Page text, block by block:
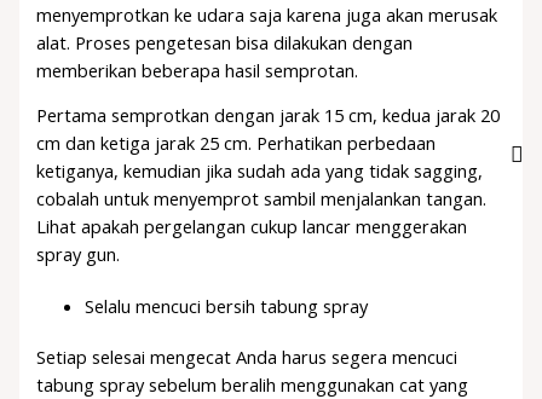
menyemprotkan ke udara saja karena juga akan merusak
alat. Proses pengetesan bisa dilakukan dengan
memberikan beberapa hasil semprotan.
Pertama semprotkan dengan jarak 15 cm, kedua jarak 20
cm dan ketiga jarak 25 cm. Perhatikan perbedaan
ketiganya, kemudian jika sudah ada yang tidak sagging,
cobalah untuk menyemprot sambil menjalankan tangan.
Lihat apakah pergelangan cukup lancar menggerakan
spray gun.
Selalu mencuci bersih tabung spray
Setiap selesai mengecat Anda harus segera mencuci
tabung spray sebelum beralih menggunakan cat yang